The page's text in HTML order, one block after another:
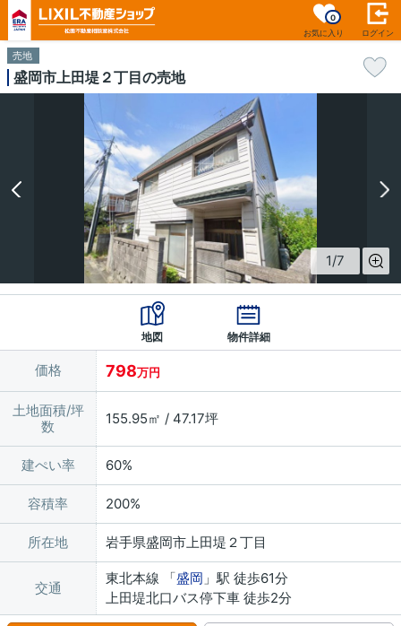
お気に入り
0
ログイン
売地
盛岡市上田堤２丁目の売地
1/7
地図 物件詳細
価格 798万円
土地面積/坪
数
155.95㎡ / 47.17坪
建ぺい率 60%
容積率 200%
所在地 岩手県盛岡市上田堤２丁目
交通
東北本線 「盛岡 」駅 徒歩61分
上田堤北口バス停下車 徒歩2分